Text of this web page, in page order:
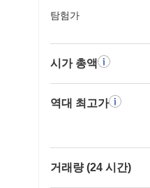
탐험가
시가 총액
역대 최고가
거래량 (24 시간)